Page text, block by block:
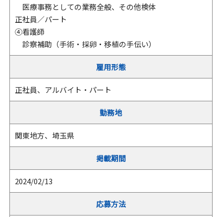
医療事務としての業務全般、その他検体
正社員／パート
④看護師
診察補助（手術・採卵・移植の手伝い）
雇用形態
正社員、アルバイト・パート
勤務地
関東地方、埼玉県
掲載期間
2024/02/13
応募方法